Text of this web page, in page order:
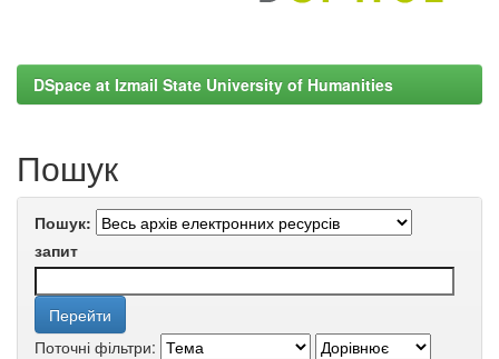
DSpace at Izmail State University of Humanities
Пошук
Пошук:
запит
Поточні фільтри: